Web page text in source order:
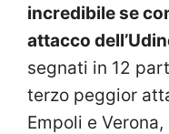
incredibile se
attacco
segnati in 12
terzo peggior
Empoli e